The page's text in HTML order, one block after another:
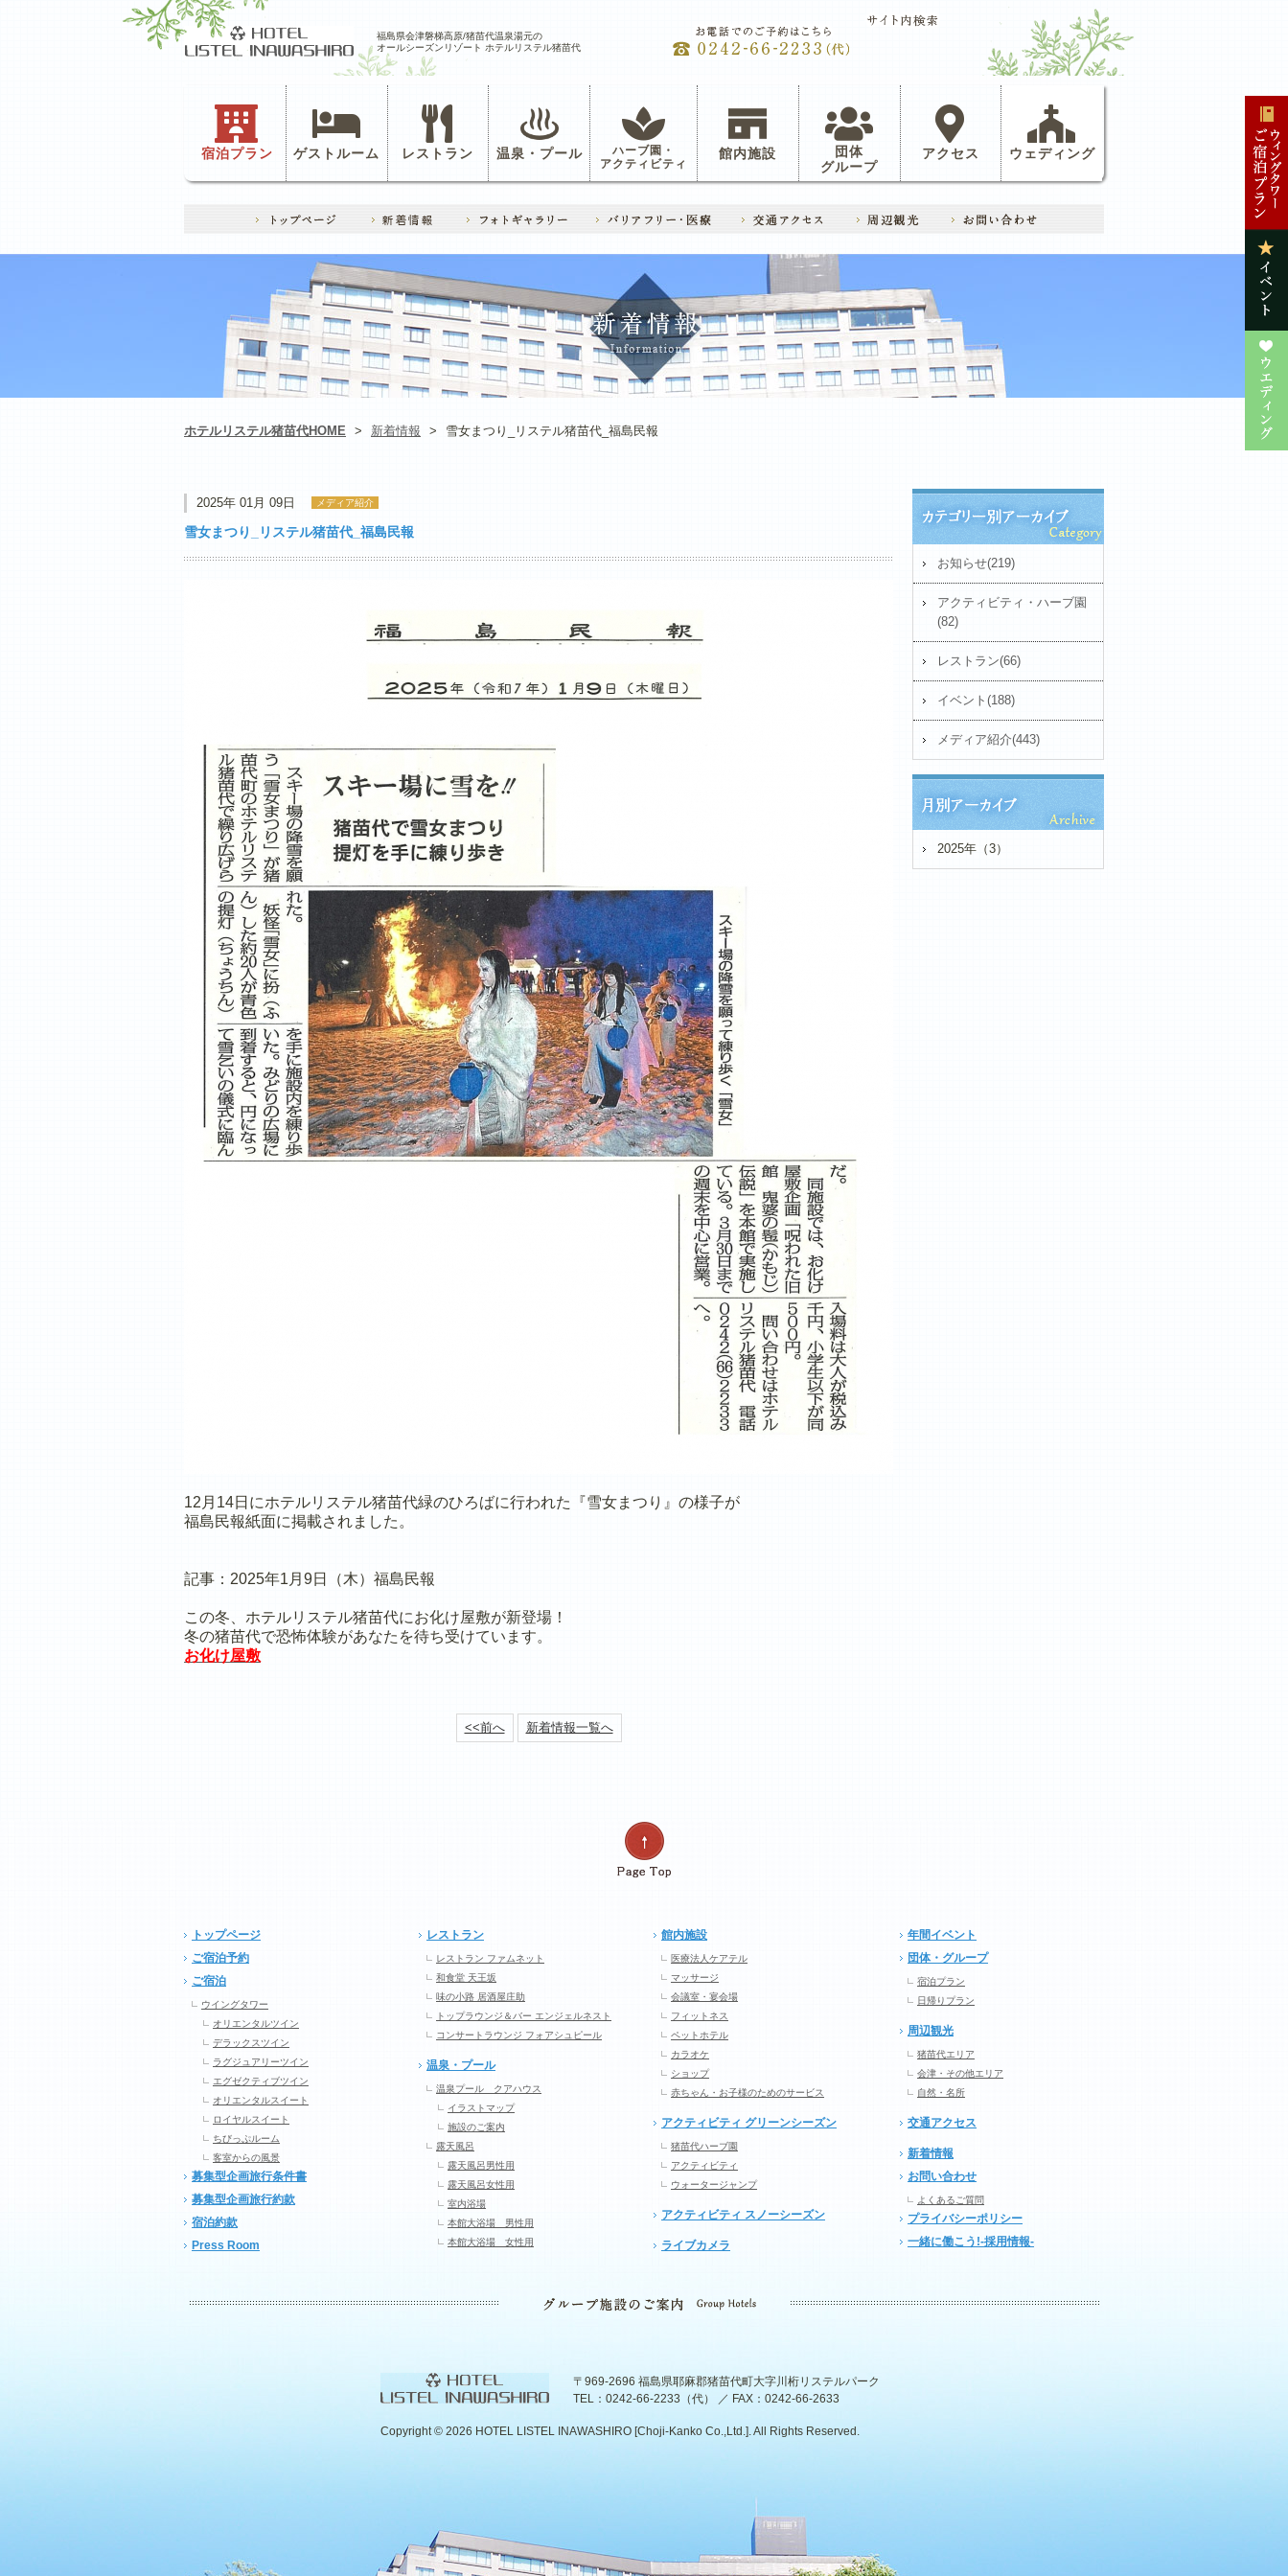
福島県会津磐梯高原/猪苗代温泉湯元の
オールシーズンリゾート ホテルリステル猪苗代
宿泊プラン ゲストルーム レストラン 温泉・プール ハーブ園・
アクティビティ
館内施設
団体
グループ
アクセス ウェディング
ホテルリステル猪苗代HOME > 新着情報 > 雪女まつり_リステル猪苗代_福島民報
2025年 01月 09日 メディア紹介
雪女まつり_リステル猪苗代_福島民報
12月14日にホテルリステル猪苗代緑のひろばに行われた『雪女まつり』の様子が
福島民報紙面に掲載されました。
記事：2025年1月9日（木）福島民報
この冬、ホテルリステル猪苗代にお化け屋敷が新登場！
冬の猪苗代で恐怖体験があなたを待ち受けています。
お化け屋敷
<<前へ 新着情報一覧へ
お知らせ(219)
アクティビティ・ハーブ園
(82)
レストラン(66)
イベント(188)
メディア紹介(443)
2025年（3）
トップページ
ご宿泊予約
ご宿泊
ウイングタワー
オリエンタルツイン
デラックスツイン
ラグジュアリーツイン
エグゼクティブツイン
オリエンタルスイート
ロイヤルスイート
ちびっぷルーム
客室からの風景
募集型企画旅行条件書
募集型企画旅行約款
宿泊約款
Press Room
レストラン
レストラン ファムネット
和食堂 天王坂
味の小路 居酒屋庄助
トップラウンジ＆バー エンジェルネスト
コンサートラウンジ フォアシュピール
温泉・プール
温泉プール クアハウス
イラストマップ
施設のご案内
露天風呂
露天風呂男性用
露天風呂女性用
室内浴場
本館大浴場 男性用
本館大浴場 女性用
館内施設
医療法人ケアテル
マッサージ
会議室・宴会場
フィットネス
ペットホテル
カラオケ
ショップ
赤ちゃん・お子様のためのサービス
アクティビティ グリーンシーズン
猪苗代ハーブ園
アクティビティ
ウォータージャンプ
アクティビティ スノーシーズン
ライブカメラ
年間イベント
団体・グループ
宿泊プラン
日帰りプラン
周辺観光
猪苗代エリア
会津・その他エリア
自然・名所
交通アクセス
新着情報
お問い合わせ
よくあるご質問
プライバシーポリシー
一緒に働こう!-採用情報-
〒969-2696 福島県耶麻郡猪苗代町大字川桁リステルパーク
TEL：0242-66-2233（代） ／ FAX：0242-66-2633
Copyright © 2026 HOTEL LISTEL INAWASHIRO [Choji-Kanko Co.,Ltd.]. All Rights Reserved.